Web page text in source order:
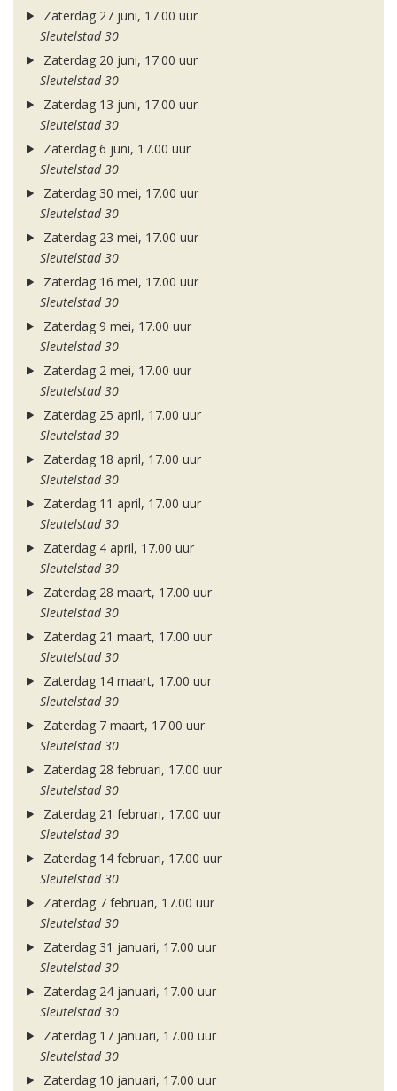
Zaterdag 27 juni, 17.00 uur
Sleutelstad 30
Zaterdag 20 juni, 17.00 uur
Sleutelstad 30
Zaterdag 13 juni, 17.00 uur
Sleutelstad 30
Zaterdag 6 juni, 17.00 uur
Sleutelstad 30
Zaterdag 30 mei, 17.00 uur
Sleutelstad 30
Zaterdag 23 mei, 17.00 uur
Sleutelstad 30
Zaterdag 16 mei, 17.00 uur
Sleutelstad 30
Zaterdag 9 mei, 17.00 uur
Sleutelstad 30
Zaterdag 2 mei, 17.00 uur
Sleutelstad 30
Zaterdag 25 april, 17.00 uur
Sleutelstad 30
Zaterdag 18 april, 17.00 uur
Sleutelstad 30
Zaterdag 11 april, 17.00 uur
Sleutelstad 30
Zaterdag 4 april, 17.00 uur
Sleutelstad 30
Zaterdag 28 maart, 17.00 uur
Sleutelstad 30
Zaterdag 21 maart, 17.00 uur
Sleutelstad 30
Zaterdag 14 maart, 17.00 uur
Sleutelstad 30
Zaterdag 7 maart, 17.00 uur
Sleutelstad 30
Zaterdag 28 februari, 17.00 uur
Sleutelstad 30
Zaterdag 21 februari, 17.00 uur
Sleutelstad 30
Zaterdag 14 februari, 17.00 uur
Sleutelstad 30
Zaterdag 7 februari, 17.00 uur
Sleutelstad 30
Zaterdag 31 januari, 17.00 uur
Sleutelstad 30
Zaterdag 24 januari, 17.00 uur
Sleutelstad 30
Zaterdag 17 januari, 17.00 uur
Sleutelstad 30
Zaterdag 10 januari, 17.00 uur